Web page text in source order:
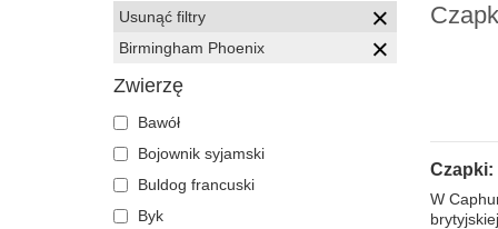
Usunąć filtry
Birmingham Phoenix
Zwierzę
Bawół
Bojownik syjamski
Buldog francuski
Byk
W